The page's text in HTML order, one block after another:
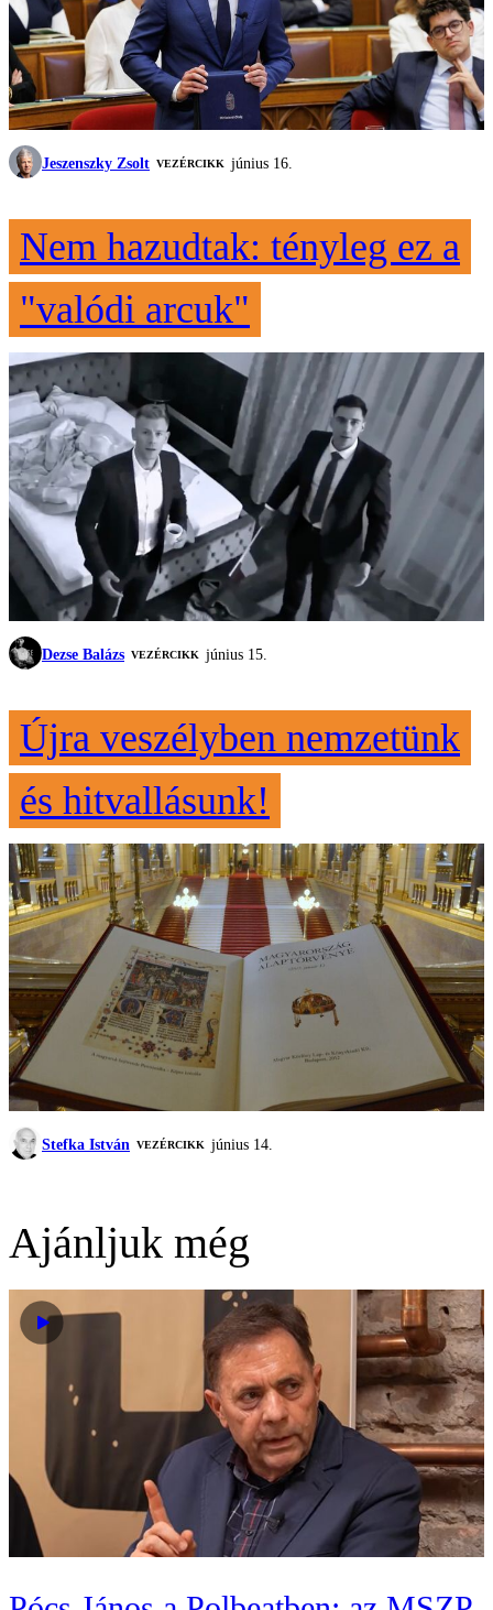
Jeszenszky Zsolt VEZÉRCIKK június 16.
Nem hazudtak: tényleg ez a
"valódi arcuk"
Dezse Balázs VEZÉRCIKK június 15.
Újra veszélyben nemzetünk
és hitvallásunk!
Stefka István VEZÉRCIKK június 14.
Ajánljuk még